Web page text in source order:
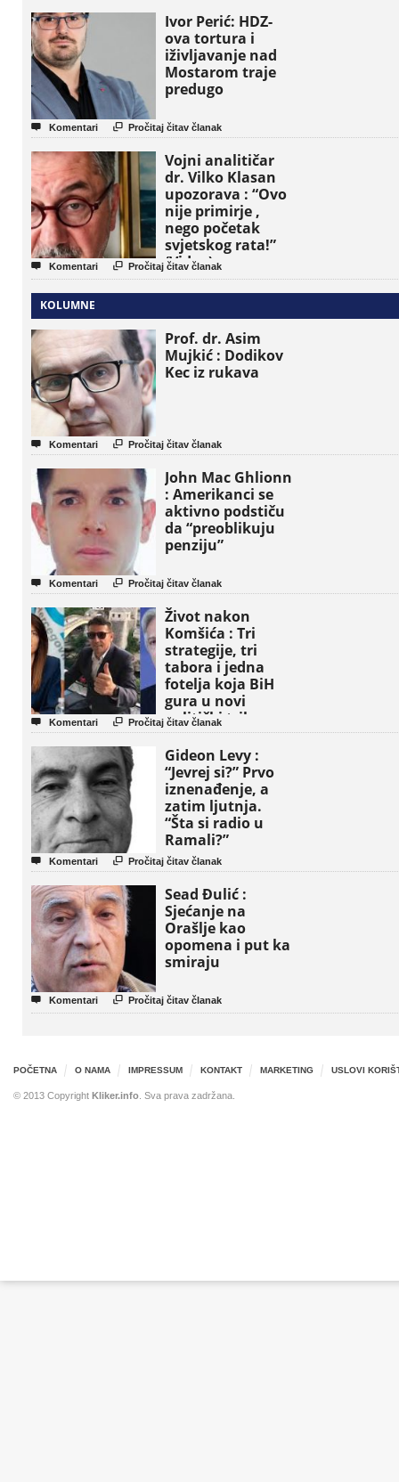
osnovne političke
jedinice
Ivor Perić: HDZ-
ova tortura i
iživljavanje nad
Mostarom traje
predugo
 Komentari  Pročitaj čitav članak
Vojni analitičar
dr. Vilko Klasan
upozorava : “Ovo
nije primirje ,
nego početak
svjetskog rata!”
(Video)
 Komentari  Pročitaj čitav članak
KOLUMNE
Prof. dr. Asim
Mujkić : Dodikov
Kec iz rukava
 Komentari  Pročitaj čitav članak
John Mac Ghlionn
: Amerikanci se
aktivno podstiču
da “preoblikuju
penziju”
 Komentari  Pročitaj čitav članak
Život nakon
Komšića : Tri
strategije, tri
tabora i jedna
fotelja koja BiH
gura u novi
politički triler
 Komentari  Pročitaj čitav članak
Gideon Levy :
“Jevrej si?” Prvo
iznenađenje, a
zatim ljutnja.
“Šta si radio u
Ramali?”
 Komentari  Pročitaj čitav članak
Sead Đulić :
Sjećanje na
Orašlje kao
opomena i put ka
smiraju
 Komentari  Pročitaj čitav članak
POČETNA O NAMA IMPRESSUM KONTAKT MARKETING USLOVI
© 2013 Copyright Kliker.info. Sva prava zadržana.